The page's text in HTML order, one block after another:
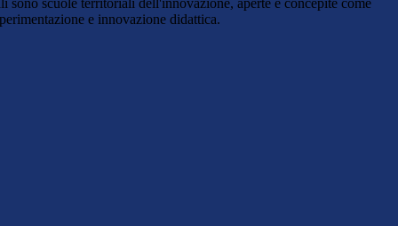
sono scuole territoriali dell'innovazione, aperte e concepite come
e innovazione didattica.